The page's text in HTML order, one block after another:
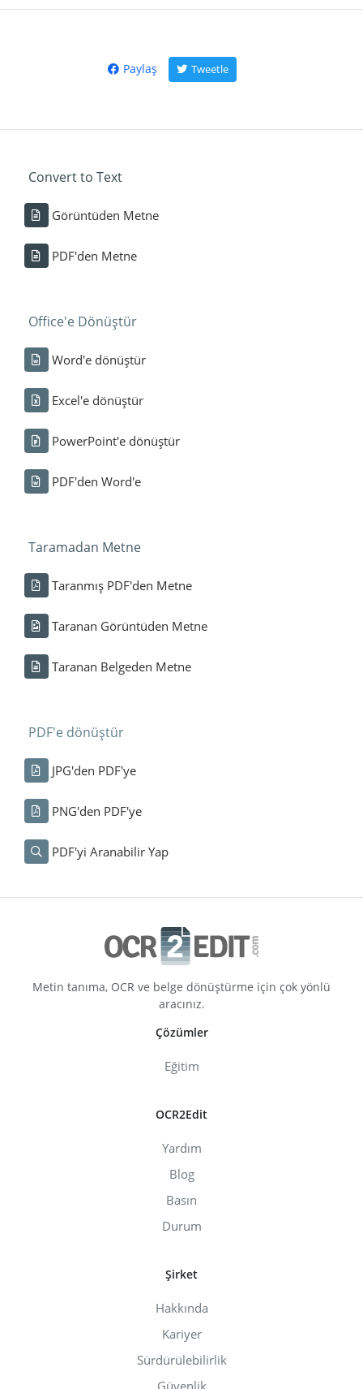
Paylaş Tweetle
Convert to Text
Görüntüden Metne
PDF'den Metne
Office'e Dönüştür
Word'e dönüştür
Excel'e dönüştür
PowerPoint'e dönüştür
PDF'den Word'e
Taramadan Metne
Taranmış PDF'den Metne
Taranan Görüntüden Metne
Taranan Belgeden Metne
PDF'e dönüştür
JPG'den PDF'ye
PNG'den PDF'ye
PDF'yi Aranabilir Yap
Metin tanıma, OCR ve belge dönüştürme için çok yönlü
aracınız.
Çözümler
Eğitim
OCR2Edit
Yardım
Blog
Basın
Durum
Şirket
Hakkında
Kariyer
Sürdürülebilirlik
Güvenlik